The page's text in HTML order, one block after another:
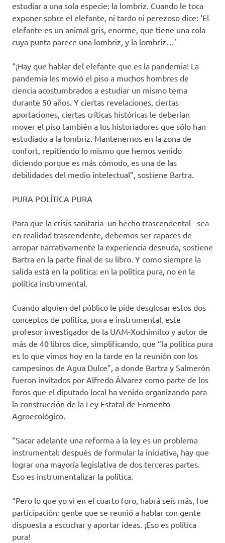
estudiar a una sola especie: la lombriz. Cuando le toca
exponer sobre el elefante, ni tardo ni perezoso dice: ‘El
elefante es un animal gris, enorme, que tiene una cola
cuya punta parece una lombriz, y la lombriz…’
“¡Hay que hablar del elefante que es la pandemia! La
pandemia les movió el piso a muchos hombres de
ciencia acostumbrados a estudiar un mismo tema
durante 50 años. Y ciertas revelaciones, ciertas
aportaciones, ciertas críticas históricas le deberían
mover el piso también a los historiadores que sólo han
estudiado a la lombriz. Mantenernos en la zona de
confort, repitiendo lo mismo que hemos venido
diciendo porque es más cómodo, es una de las
debilidades del medio intelectual”, sostiene Bartra.
PURA POLÍTICA PURA
Para que la crisis sanitaria–un hecho trascendental– sea
en realidad trascendente, debemos ser capaces de
arropar narrativamente la experiencia desnuda, sostiene
Bartra en la parte final de su libro. Y como siempre la
salida está en la política: en la política pura, no en la
política instrumental.
Cuando alguien del público le pide desglosar estos dos
conceptos de política, pura e instrumental, este
profesor investigador de la UAM-Xochimilco y autor de
más de 40 libros dice, simplificando, que “la política pura
es lo que vimos hoy en la tarde en la reunión con los
campesinos de Agua Dulce”, a donde Bartra y Salmerón
fueron invitados por Alfredo Álvarez como parte de los
foros que el diputado local ha venido organizando para
la construcción de la Ley Estatal de Fomento
Agroecológico.
“Sacar adelante una reforma a la ley es un problema
instrumental: después de formular la iniciativa, hay que
lograr una mayoría legislativa de dos terceras partes.
Eso es instrumentalizar la política.
“Pero lo que yo vi en el cuarto foro, habrá seis más, fue
participación: gente que se reunió a hablar con gente
dispuesta a escuchar y aportar ideas. ¡Eso es política
pura!